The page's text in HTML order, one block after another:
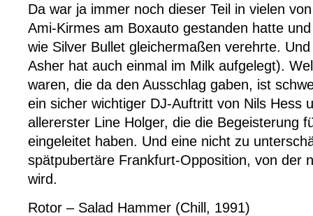
Da war ja immer noch dieser Teil in vielen
Ami-Kirmes am Boxauto gestanden hatte
wie Silver Bullet gleichermaßen verehrte.
Asher hat auch einmal im Milk aufgelegt).
waren, die da den Ausschlag gaben, ist
ein sicher wichtiger DJ-Auftritt von Nils Hess
allererster Line Holger, die die Begeisterung
eingeleitet haben. Und eine nicht zu
spätpubertäre Frankfurt-Opposition, von der
wird.
Rotor – Salad Hammer (Chill, 1991)